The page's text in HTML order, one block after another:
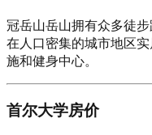
冠岳山岳山拥有众多徒
在人口密集的城市地区
施和健身中心。
首尔大学房价